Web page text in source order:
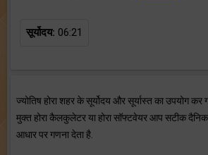
सूर्योदय: 06:21
ज्योतिष होरा शहर के सूर्योदय और सूर्यास्त का उपयोग
मुक्त होरा कैलकुलेटर या होरा सॉफ्टवेयर आप सटीक दैनिक
आधार पर गणना देता है.